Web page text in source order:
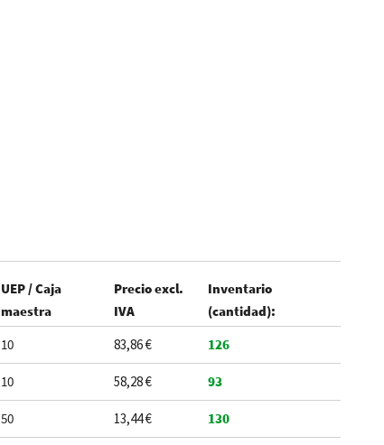
UEP / Caja
maestra
Precio excl.
IVA
Inventario
(cantidad):
10 83,86 € 126
10 58,28 € 93
50 13,44 € 130